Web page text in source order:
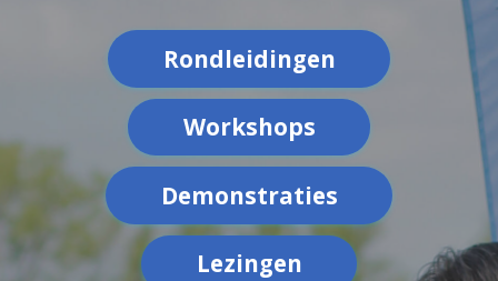
Rondleidingen
Workshops
Demonstraties
Lezingen